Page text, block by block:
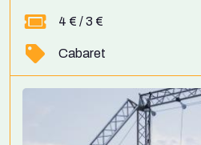
4 € / 3 €
Cabaret